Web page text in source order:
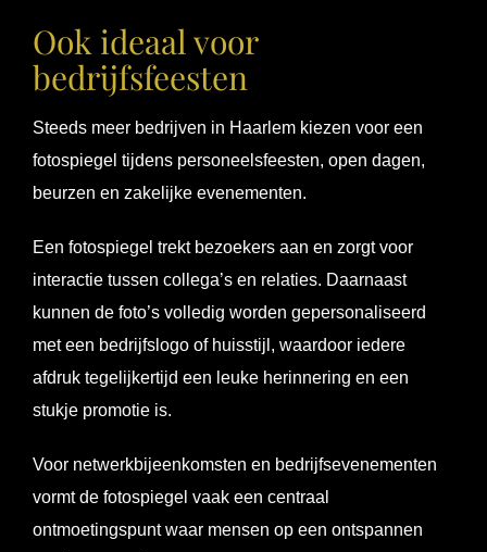
Ook ideaal voor
bedrijfsfeesten
Steeds meer bedrijven in Haarlem kiezen voor een
fotospiegel tijdens personeelsfeesten, open dagen,
beurzen en zakelijke evenementen.
Een fotospiegel trekt bezoekers aan en zorgt voor
interactie tussen collega’s en relaties. Daarnaast
kunnen de foto’s volledig worden gepersonaliseerd
met een bedrijfslogo of huisstijl, waardoor iedere
afdruk tegelijkertijd een leuke herinnering en een
stukje promotie is.
Voor netwerkbijeenkomsten en bedrijfsevenementen
vormt de fotospiegel vaak een centraal
ontmoetingspunt waar mensen op een ontspannen